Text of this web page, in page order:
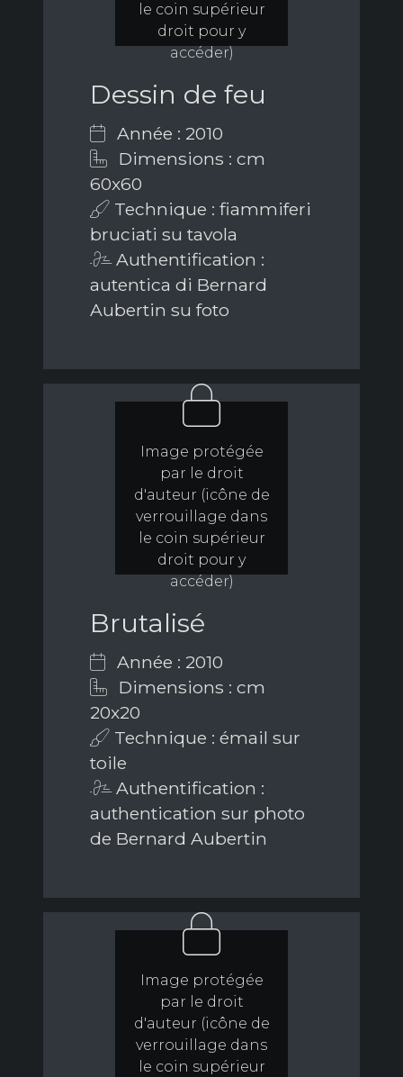
le coin supérieur
droit pour y
accéder)
Dessin de feu
Année : 2010
Dimensions : cm
60x60
Technique : fiammiferi
bruciati su tavola
Authentification :
autentica di Bernard
Aubertin su foto
Image protégée
par le droit
d'auteur (icône de
verrouillage dans
le coin supérieur
droit pour y
accéder)
Brutalisé
Année : 2010
Dimensions : cm
20x20
Technique : émail sur
toile
Authentification :
authentication sur photo
de Bernard Aubertin
Image protégée
par le droit
d'auteur (icône de
verrouillage dans
le coin supérieur